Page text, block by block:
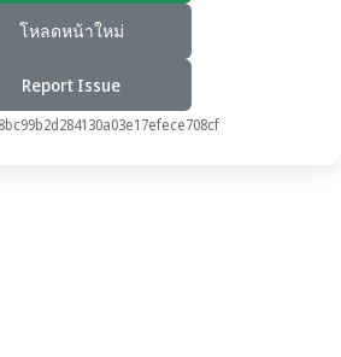
โหลดหน้าใหม่
Report Issue